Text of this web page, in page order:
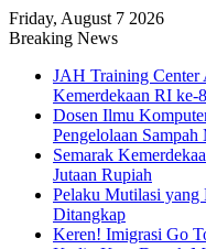
Friday, August 7 2026
Breaking News
JAH Training Center
Kemerdekaan RI ke-
Dosen Ilmu
Pengelolaan
Semarak
Jutaan Rupiah
Pelaku Mutilasi yang
Ditangkap
Keren! Imigrasi Go